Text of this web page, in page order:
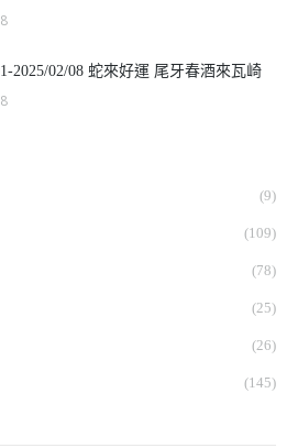
2025/02/08 蛇來好運 尾牙春酒來瓦崎
(9)
(109)
(78)
(25)
(26)
(145)